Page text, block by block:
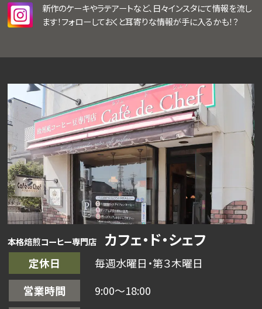
新作のケーキやラテアートなど、日々インスタにて情報を流し
ます！フォローしておくと耳寄りな情報が手に入るかも！？
本格焙煎コーヒー専門店 カフェ・ド・シェフ
定休日
毎週水曜日・第３木曜日
営業時間
9:00〜18:00